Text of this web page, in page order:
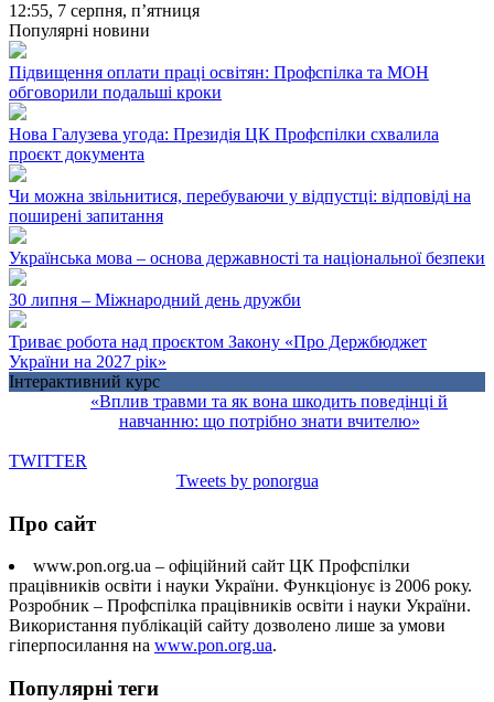
12:55, 7 серпня, п’ятниця
Популярні новини
Підвищення оплати праці освітян: Профспілка та МОН
обговорили подальші кроки
Нова Галузева угода: Президія ЦК Профспілки схвалила
проєкт документа
Чи можна звільнитися, перебуваючи у відпустці: відповіді на
поширені запитання
Українська мова – основа державності та національної безпеки
30 липня – Міжнародний день дружби
Триває робота над проєктом Закону «Про Держбюджет
України на 2027 рік»
Інтерактивний курс
«Вплив травми та як вона шкодить поведінці й
навчанню: що потрібно знати вчителю»
TWITTER
Tweets by ponorgua
Про сайт
www.pon.org.ua – офіційний сайт ЦК Профспілки
працівників освіти і науки України. Функціонує із 2006 року.
Розробник – Профспілка працівників освіти і науки України.
Використання публікацій сайту дозволено лише за умови
гіперпосилання на www.pon.org.ua.
Популярні теги